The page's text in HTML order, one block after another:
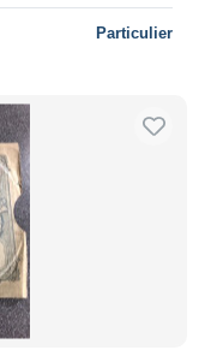
Particulier